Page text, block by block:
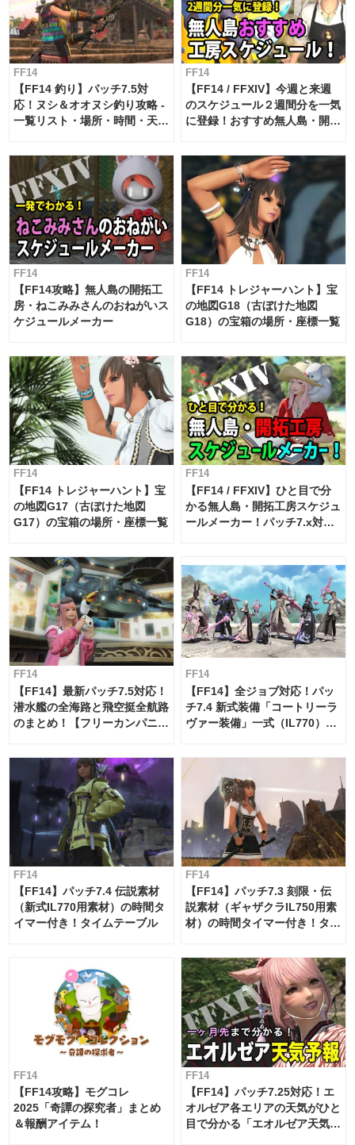
FF14
【FF14 釣り】パッチ7.5対
応！ヌシ＆オオヌシ釣り攻略 -
一覧リスト・場所・時間・天
FF14
【FF14 / FFXIV】今週と来週
のスケジュール２週間分を一気
に登録！おすすめ無人島・開拓
FF14
【FF14攻略】無人島の開拓工
房・ねこみみさんのおねがいス
ケジュールメーカー
FF14
【FF14 トレジャーハント】宝
の地図G18（古ぼけた地図
G18）の宝箱の場所・座標一覧
FF14
【FF14 トレジャーハント】宝
の地図G17（古ぼけた地図
G17）の宝箱の場所・座標一覧
FF14
【FF14 / FFXIV】ひと目で分
かる無人島・開拓工房スケジュ
ールメーカー！パッチ7.x対応
FF14
【FF14】最新パッチ7.5対応！
潜水艦の全海路と飛空挺全航路
のまとめ！【フリーカンパニ
FF14
【FF14】全ジョブ対応！パッ
チ7.4 新式装備「コートリーラ
ヴァー装備」一式（IL770）の
FF14
【FF14】パッチ7.4 伝説素材
（新式IL770用素材）の時間タ
イマー付き！タイムテーブル
FF14
【FF14】パッチ7.3 刻限・伝
説素材（ギャザクラIL750用素
材）の時間タイマー付き！タイ
FF14
【FF14攻略】モグコレ
2025「奇譚の探究者」まとめ
＆報酬アイテム！
FF14
【FF14】パッチ7.25対応！エ
オルゼア各エリアの天気がひと
目で分かる「エオルゼア天気予